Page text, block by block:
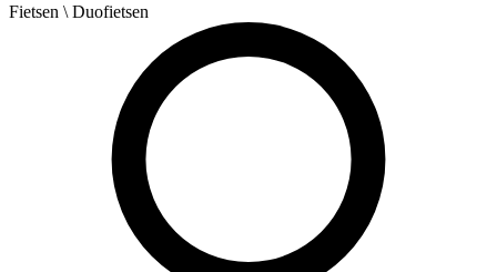
Fietsen \ Duofietsen